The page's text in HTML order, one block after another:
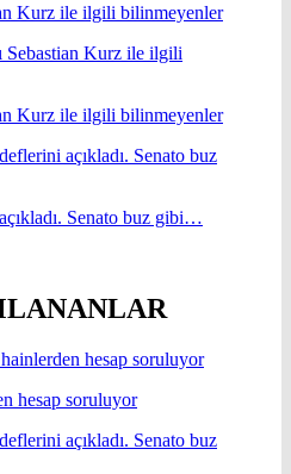
Kurz ile ilgili bilinmeyenler
Kurz ile ilgili bilinmeyenler
Senato buz gibi…
hesap soruluyor